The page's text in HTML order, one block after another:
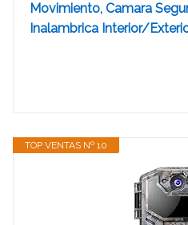
Movimiento, Camara
Inalambrica Interior/
TOP VENTAS Nº 10